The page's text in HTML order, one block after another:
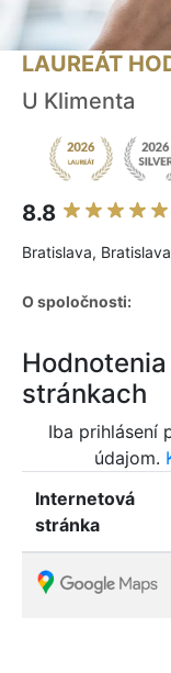
LAUREÁT
U Klimenta
8.8
Bratislava,
O spoločnosti:
stránkach
Iba prihlásení
údajom.
Internetová
stránka